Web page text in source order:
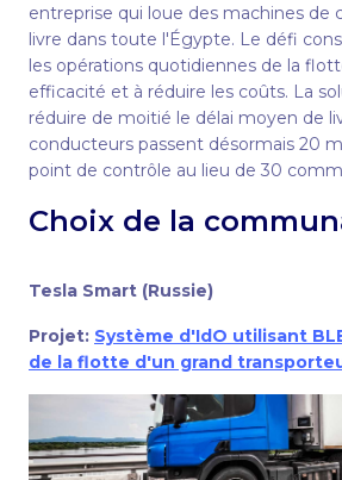
entreprise qui loue des machines de
livre dans toute l'Égypte. Le défi
les opérations quotidiennes de la
efficacité et à réduire les coûts. La
réduire de moitié le délai moyen de
conducteurs passent désormais 20
point de contrôle au lieu de 30
Choix de la
Tesla Smart (Russie)
Projet: Système d'IdO utilisant
de la flotte d'un grand